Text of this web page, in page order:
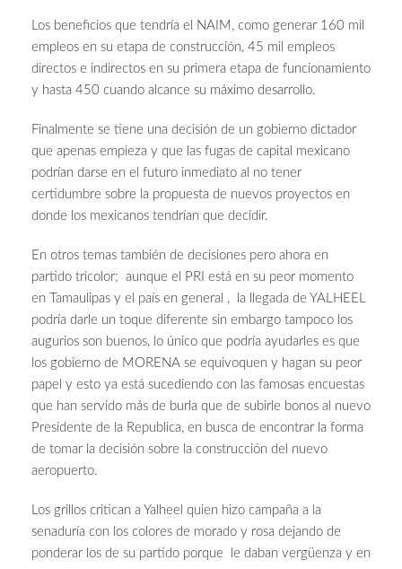
Los beneficios que tendría el NAIM, como generar 160 mil
empleos en su etapa de construcción, 45 mil empleos
directos e indirectos en su primera etapa de funcionamiento
y hasta 450 cuando alcance su máximo desarrollo.
Finalmente se tiene una decisión de un gobierno dictador
que apenas empieza y que las fugas de capital mexicano
podrían darse en el futuro inmediato al no tener
certidumbre sobre la propuesta de nuevos proyectos en
donde los mexicanos tendrían que decidir.
En otros temas también de decisiones pero ahora en
partido tricolor; aunque el PRI está en su peor momento
en Tamaulipas y el país en general , la llegada de YALHEEL
podría darle un toque diferente sin embargo tampoco los
augurios son buenos, lo único que podría ayudarles es que
los gobierno de MORENA se equivoquen y hagan su peor
papel y esto ya está sucediendo con las famosas encuestas
que han servido más de burla que de subirle bonos al nuevo
Presidente de la Republica, en busca de encontrar la forma
de tomar la decisión sobre la construcción del nuevo
aeropuerto.
Los grillos critican a Yalheel quien hizo campaña a la
senaduría con los colores de morado y rosa dejando de
ponderar los de su partido porque le daban vergüenza y en